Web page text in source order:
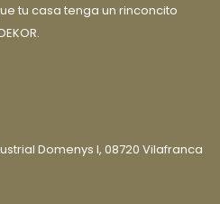
tu casa tenga un rinconcito
Domenys I, 08720 Vilafranca